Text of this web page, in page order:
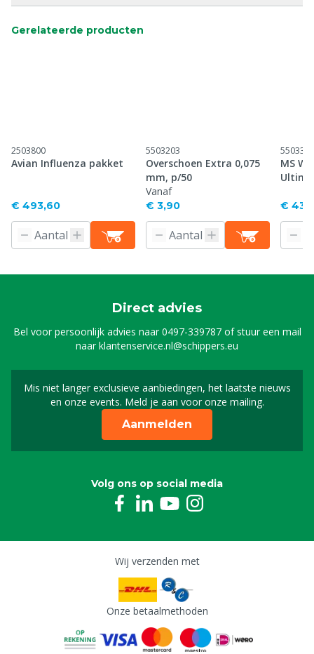
Gerelateerde producten
2503800
Avian Influenza pakket
€ 493,60
5503203
Overschoen Extra 0,075
mm, p/50
Vanaf
€ 3,90
5503306
MS
€
Direct advies
Bel voor persoonlijk advies naar0497-339787of stuur een mail
naarklantenservice.nl@schippers.eu
Mis niet langer exclusieve aanbiedingen, het laatste nieuws
en onze events. Meld je aan voor onze mailing.
Schrijf je in voor onze
Aanmelden
Volg ons op social media
Wij verzenden met
Onze betaalmethoden